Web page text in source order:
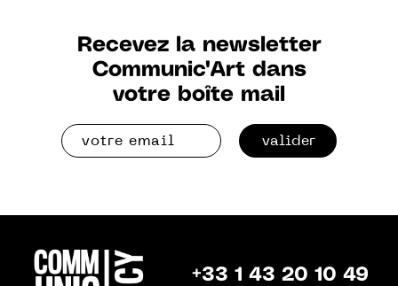
Recevez la newsletter
Communic'Art dans
votre boîte mail
valider
+33 1 43 20 10 49